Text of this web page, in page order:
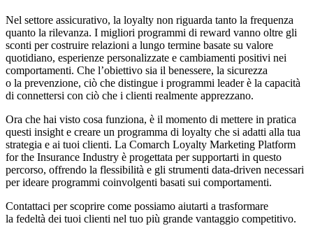
Nel settore assicurativo, la loyalty non riguarda tanto la frequenza
quanto la rilevanza. I migliori programmi di reward vanno oltre gli
sconti per costruire relazioni a lungo termine basate su valore
quotidiano, esperienze personalizzate e cambiamenti positivi nei
comportamenti. Che l’obiettivo sia il benessere, la sicurezza
o la prevenzione, ciò che distingue i programmi leader è la capacità
di connettersi con ciò che i clienti realmente apprezzano.
Ora che hai visto cosa funziona, è il momento di mettere in pratica
questi insight e creare un programma di loyalty che si adatti alla tua
strategia e ai tuoi clienti. La Comarch Loyalty Marketing Platform
for the Insurance Industry è progettata per supportarti in questo
percorso, offrendo la flessibilità e gli strumenti data-driven necessari
per ideare programmi coinvolgenti basati sui comportamenti.
Contattaci per scoprire come possiamo aiutarti a trasformare
la fedeltà dei tuoi clienti nel tuo più grande vantaggio competitivo.